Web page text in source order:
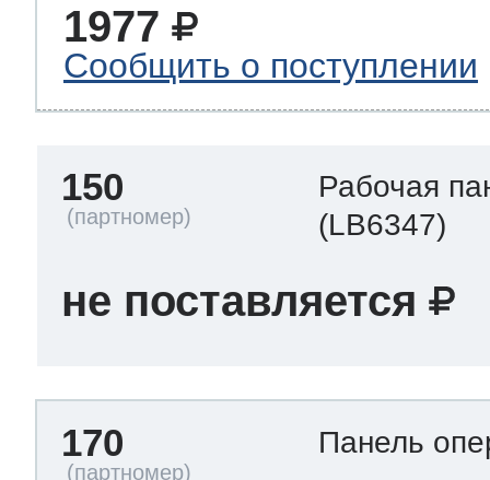
1977
Сообщить о поступлении
150
Рабочая
(LB6347)
не поставляется
170 Панель